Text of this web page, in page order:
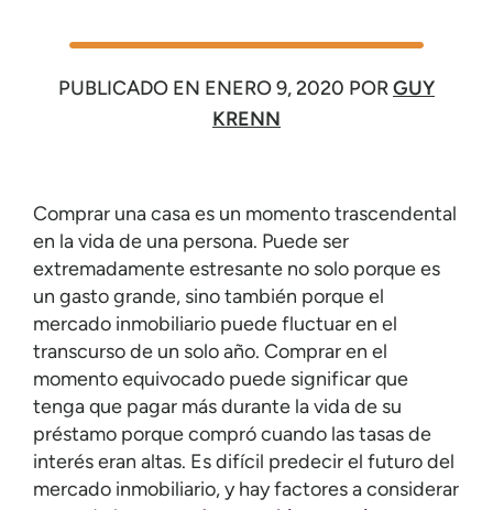
PUBLICADO EN ENERO 9, 2020 PORGUY
KRENN
Comprar una casa es un momento trascendental
en la vida de una persona. Puede ser
extremadamente estresante no solo porque es
un gasto grande, sino también porque el
mercado inmobiliario puede fluctuar en el
transcurso de un solo año. Comprar en el
momento equivocado puede significar que
tenga que pagar más durante la vida de su
préstamo porque compró cuando las tasas de
interés eran altas. Es difícil predecir el futuro del
mercado inmobiliario, y hay factores a considerar